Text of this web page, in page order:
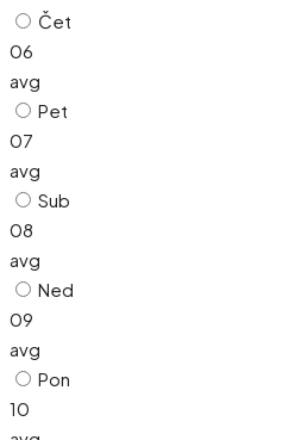
Čet
06
avg
Pet
07
avg
Sub
08
avg
Ned
09
avg
Pon
10